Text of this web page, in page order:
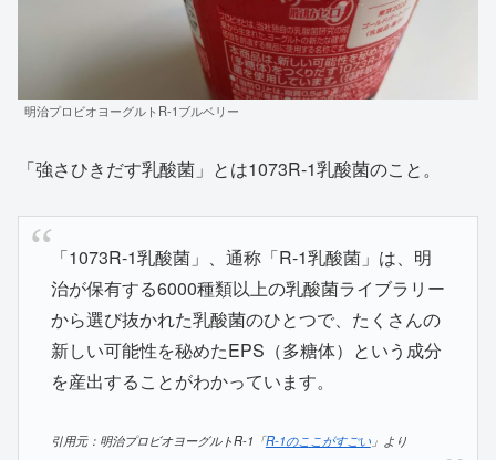
明治プロビオヨーグルトR-1ブルベリー
「強さひきだす乳酸菌」とは1073R-1乳酸菌のこと。
「1073R-1乳酸菌」、通称「R-1乳酸菌」は、明
治が保有する6000種類以上の乳酸菌ライブラリー
から選び抜かれた乳酸菌のひとつで、たくさんの
新しい可能性を秘めたEPS（多糖体）という成分
を産出することがわかっています。
引用元：明治プロビオヨーグルトR-1「R-1のここがすごい」より